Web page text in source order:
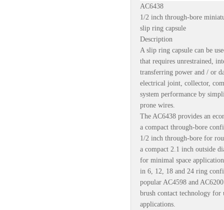
AC6438
1/2 inch through-bore
slip ring capsule
Description
A slip ring capsule can be
that requires unrestrained,
transferring power and / or
electrical joint, collector,
system performance by
prone wires.
The AC6438 provides an
a compact through-bore
1/2 inch through-bore for
a compact 2.1 inch outside
for minimal space
in 6, 12, 18 and 24 ring
popular AC4598 and
brush contact technology
applications.